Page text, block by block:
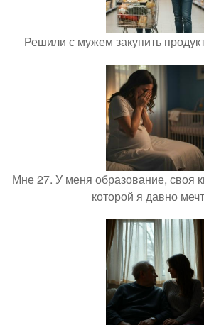
Решили с мужем закупить
Мне 27. У меня образование, своя
которой я давно